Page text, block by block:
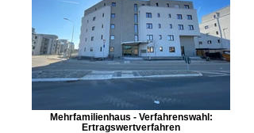
Mehrfamilienhaus - Verfahrenswahl:
Ertragswertverfahren